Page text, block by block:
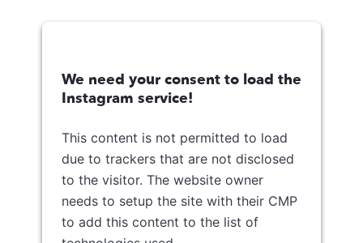
We need your consent to load the
Instagram service!
This content is not permitted to load
due to trackers that are not disclosed
to the visitor. The website owner
needs to setup the site with their CMP
to add this content to the list of